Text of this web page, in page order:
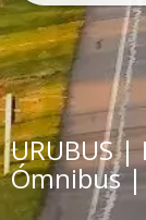
URUBUS |
Ómnibus |